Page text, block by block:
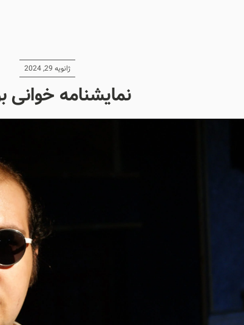
ژانویه 29, 2024
نمایشنامه خوانی